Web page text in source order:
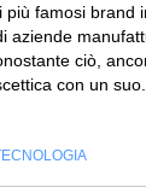
più famosi brand
aziende
ciò,
con un